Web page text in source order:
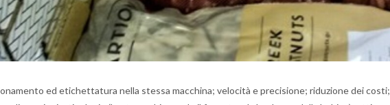
ed etichettatura nella stessa macchina; velocità e precisione; riduzione dei costi;